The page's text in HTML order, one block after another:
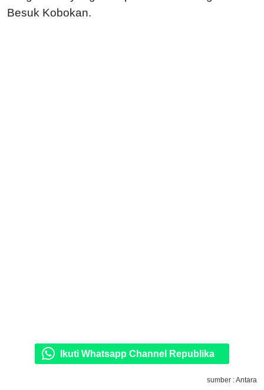
Besuk Kobokan.
Ikuti Whatsapp Channel Republika
sumber : Antara